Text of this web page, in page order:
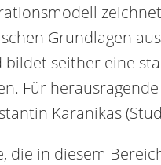
Grundlagen
seither eine
Für
Karanikas
die in diesem